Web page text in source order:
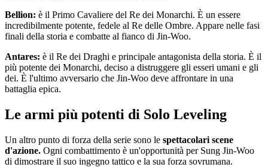
Bellion: è il Primo Cavaliere del Re dei Monarchi. È un essere
incredibilmente potente, fedele al Re delle Ombre. Appare nelle fasi
finali della storia e combatte al fianco di Jin-Woo.
Antares: è il Re dei Draghi e principale antagonista della storia. È il
più potente dei Monarchi, deciso a distruggere gli esseri umani e gli
dei. È l'ultimo avversario che Jin-Woo deve affrontare in una
battaglia epica.
Le armi più potenti di Solo Leveling
Un altro punto di forza della serie sono le spettacolari scene
d'azione. Ogni combattimento è un'opportunità per Sung Jin-Woo
di dimostrare il suo ingegno tattico e la sua forza sovrumana.